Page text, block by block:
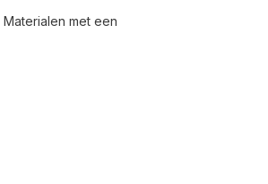
met een